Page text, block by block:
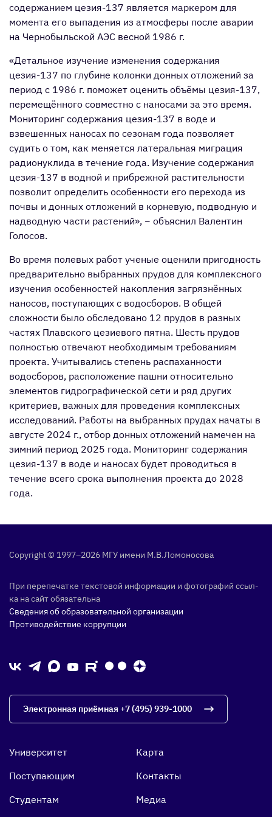
содержанием цезия-137 является маркером для
момента его выпадения из атмосферы после аварии
на Чернобыльской АЭС весной 1986 г.
«Детальное изучение изменения содержания
цезия-137 по глубине колонки донных отложений за
период с 1986 г. поможет оценить объёмы цезия-137,
перемещённого совместно с наносами за это время.
Мониторинг содержания цезия-137 в воде и
взвешенных наносах по сезонам года позволяет
судить о том, как меняется латеральная миграция
радионуклида в течение года. Изучение содержания
цезия-137 в водной и прибрежной растительности
позволит определить особенности его перехода из
почвы и донных отложений в корневую, подводную и
надводную части растений», − объяснил Валентин
Голосов.
Во время полевых работ ученые оценили пригодность
предварительно выбранных прудов для комплексного
изучения особенностей накопления загрязнённых
наносов, поступающих с водосборов. В общей
сложности было обследовано 12 прудов в разных
частях Плавского цезиевого пятна. Шесть прудов
полностью отвечают необходимым требованиям
проекта. Учитывались степень распаханности
водосборов, расположение пашни относительно
элементов гидрографической сети и ряд других
критериев, важных для проведения комплексных
исследований. Работы на выбранных прудах начаты в
августе 2024 г., отбор донных отложений намечен на
зимний период 2025 года. Мониторинг содержания
цезия-137 в воде и наносах будет проводиться в
течение всего срока выполнения проекта до 2028
года.
Copyright © 1997–2026 МГУ име­ни М.В.Ло­моно­сова
При пе­репе­чат­ке тек­сто­вой ин­форма­ции и фо­тог­ра­фий ссыл­
ка на сайт обя­затель­на
Сведения об образовательной организации
Противодействие коррупции
Электронная приёмная +7 (495) 939-1000
Университет
Поступающим
Студентам
Карта
Контакты
Медиа